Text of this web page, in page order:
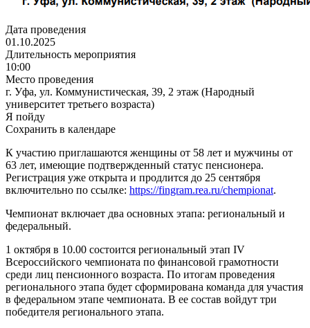
Дата проведения
01.10.2025
Длительность мероприятия
10:00
Место проведения
г. Уфа, ул. Коммунистическая, 39, 2 этаж (Народный
университет третьего возраста)
Я пойду
Сохранить в календаре
К участию приглашаются женщины от 58 лет и мужчины от
63 лет, имеющие подтвержденный статус пенсионера.
Регистрация уже открыта и продлится до 25 сентября
включительно по ссылке: https://fingram.rea.ru/chempionat.
Чемпионат включает два основных этапа: региональный и
федеральный.
1 октября в 10.00 состоится региональный этап IV
Всероссийского чемпионата по финансовой грамотности
среди лиц пенсионного возраста. По итогам проведения
регионального этапа будет сформирована команда для участия
в федеральном этапе чемпионата. В ее состав войдут три
победителя регионального этапа.